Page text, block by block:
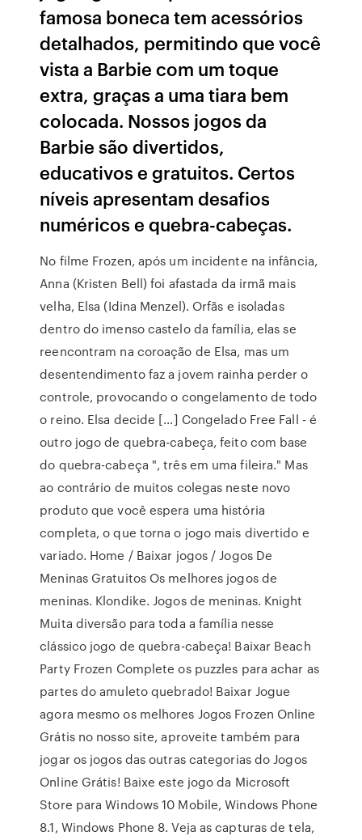
famosa boneca tem acessórios
detalhados, permitindo que você
vista a Barbie com um toque
extra, graças a uma tiara bem
colocada. Nossos jogos da
Barbie são divertidos,
educativos e gratuitos. Certos
níveis apresentam desafios
numéricos e quebra-cabeças.
No filme Frozen, após um incidente na infância,
Anna (Kristen Bell) foi afastada da irmã mais
velha, Elsa (Idina Menzel). Orfãs e isoladas
dentro do imenso castelo da família, elas se
reencontram na coroação de Elsa, mas um
desentendimento faz a jovem rainha perder o
controle, provocando o congelamento de todo
o reino. Elsa decide […] Congelado Free Fall - é
outro jogo de quebra-cabeça, feito com base
do quebra-cabeça ", três em uma fileira." Mas
ao contrário de muitos colegas neste novo
produto que você espera uma história
completa, o que torna o jogo mais divertido e
variado. Home / Baixar jogos / Jogos De
Meninas Gratuitos Os melhores jogos de
meninas. Klondike. Jogos de meninas. Knight
Muita diversão para toda a família nesse
clássico jogo de quebra-cabeça! Baixar Beach
Party Frozen Complete os puzzles para achar as
partes do amuleto quebrado! Baixar Jogue
agora mesmo os melhores Jogos Frozen Online
Grátis no nosso site, aproveite também para
jogar os jogos das outras categorias do Jogos
Online Grátis! Baixe este jogo da Microsoft
Store para Windows 10 Mobile, Windows Phone
8.1, Windows Phone 8. Veja as capturas de tela,